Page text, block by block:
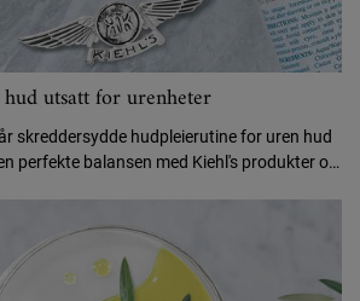
utsatt for urenheter
skreddersydde hudpleierutine for uren hud
perfekte balansen med Kiehl's produkter og